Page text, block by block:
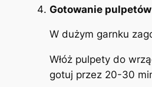
Gotowanie pulpetów
W dużym garnku
Włóż pulpety do
gotuj przez 20-30